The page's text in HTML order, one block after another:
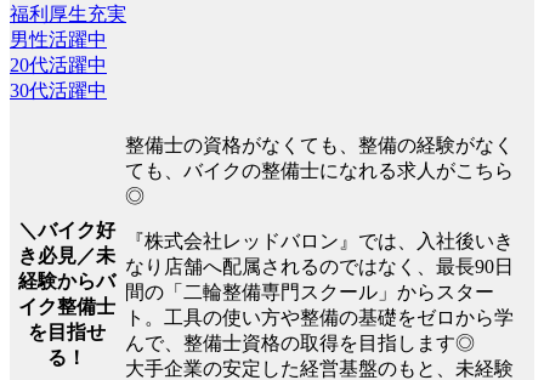
福利厚生充実
男性活躍中
20代活躍中
30代活躍中
＼バイク好
き必見／未
経験からバ
イク整備士
を目指せ
る！
整備士の資格がなくても、整備の経験がなく
ても、バイクの整備士になれる求人がこちら
◎
『株式会社レッドバロン』では、入社後いき
なり店舗へ配属されるのではなく、最長90日
間の「二輪整備専門スクール」からスター
ト。工具の使い方や整備の基礎をゼロから学
んで、整備士資格の取得を目指します◎
大手企業の安定した経営基盤のもと、未経験